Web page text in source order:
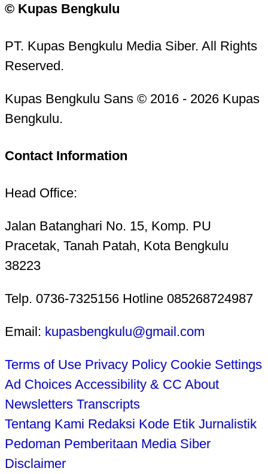
© Kupas Bengkulu
PT. Kupas Bengkulu Media Siber. All Rights
Reserved.
Kupas Bengkulu Sans © 2016 - 2026 Kupas
Bengkulu.
Contact Information
Head Office:
Jalan Batanghari No. 15, Komp. PU
Pracetak, Tanah Patah, Kota Bengkulu
38223
Telp. 0736-7325156 Hotline 085268724987
Email: kupasbengkulu@gmail.com
Terms of Use Privacy Policy Cookie Settings
Ad Choices Accessibility & CC About
Newsletters Transcripts
Tentang Kami Redaksi Kode Etik Jurnalistik
Pedoman Pemberitaan Media Siber
Disclaimer